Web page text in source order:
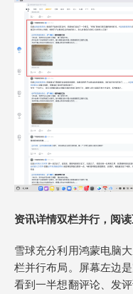
资讯详情双栏并行，阅
雪球充分利用鸿蒙电脑
栏并行布局。屏幕左边
看到一半想翻评论、发